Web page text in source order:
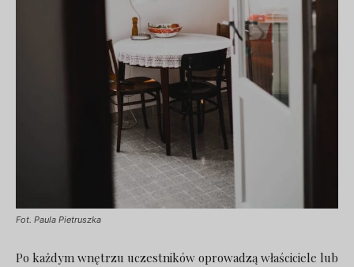
Fot. Paula Pietruszka
Po każdym wnętrzu uczestników oprowadzą właściciele lub